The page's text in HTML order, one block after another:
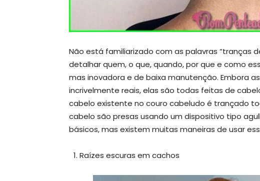
Não está familiarizado com as palavras “tranças
detalhar quem, o que, quando, por que e como
mas inovadora e de baixa manutenção. Embora
incrivelmente reais, elas são todas feitas de
cabelo existente no couro cabeludo é trançado
cabelo são presas usando um dispositivo tipo
básicos, mas existem muitas maneiras de usar
Raízes escuras em cachos